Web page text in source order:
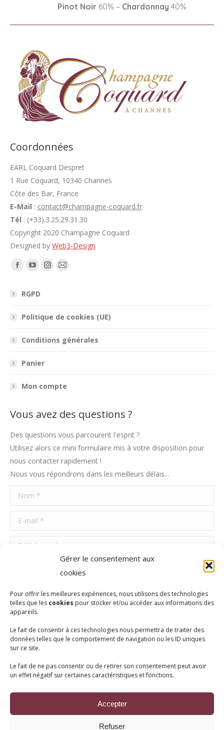
Gérer le consentement aux
cookies
Pour offrir les meilleures expériences, nous utilisons des technologies
telles que les cookies pour stocker et/ou accéder aux informations des
appareils.
Le fait de consentir à ces technologies nous permettra de traiter des
données telles que le comportement de navigation ou les ID uniques
sur ce site.
Le fait de ne pas consentir ou de retirer son consentement peut avoir
un effet négatif sur certaines caractéristiques et fonctions.
Accepter
Refuser
Pinot Noir60% – Chardonnay 40%
Coordonnées
EARL Coquard Despret
1 Rue Coquard, 10340 Channes
Côte des Bar, France
E-Mail : contact@champagne-coquard.fr
Tél : (+33).3.25.29.31.30
Copyright 2020 Champagne Coquard
Designed by Web3-Design
Trouvez nous sur :
Facebook
opens
new
window
YouTube
opens
new
window
Instagram
new
window
E-
in
new
RGPD
Politique de cookies (UE)
Conditions générales
Panier
Mon compte
Vous avez des questions ?
Des questions vous parcourent l'esprit ?
Utilisez alors ce mini formulaire mis à votre disposition pour
nous contacter rapidement !
Nous vous répondrons dans les meilleurs délais...
Nom *
E-mail *
Téléphone *
En utilisant ce formulaire, vous acceptez le stockage et le traitement
de vos données par ce site Web.